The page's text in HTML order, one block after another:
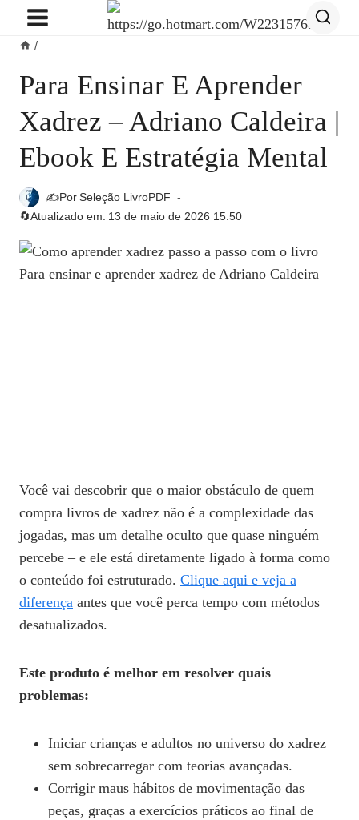
Pular
Conteúdo
/
Para Ensinar E Aprender
Xadrez – Adriano Caldeira |
Ebook E Estratégia Mental
✍️PorSeleção LivroPDF
🔄Atualizado em: 13 de maio de 2026 15:50
Você vai descobrir que o maior obstáculo de quem
compra livros de xadrez não é a complexidade das
jogadas, mas um detalhe oculto que quase ninguém
percebe – e ele está diretamente ligado à forma como
o conteúdo foi estruturado. Clique aqui e veja a
diferença antes que você perca tempo com métodos
desatualizados.
Este produto é melhor em resolver quais
problemas:
Iniciar crianças e adultos no universo do xadrez
sem sobrecarregar com teorias avançadas.
Corrigir maus hábitos de movimentação das
peças, graças a exercícios práticos ao final de